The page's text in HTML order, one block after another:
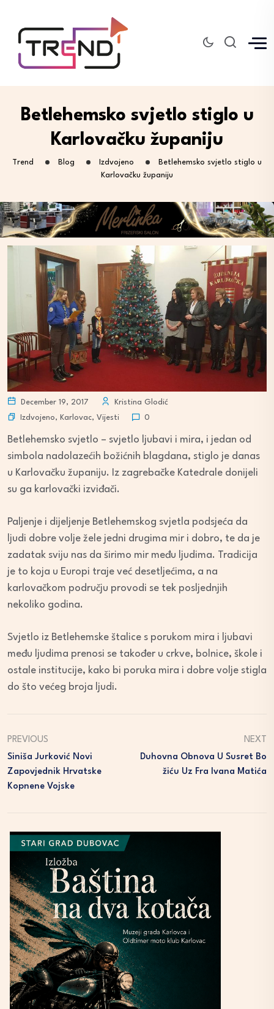
Betlehemsko svjetlo stiglo u
Karlovačku županiju
Trend Blog Izdvojeno
Betlehemsko svjetlo stiglo u
Karlovačku županiju
December 19, 2017
Kristina Glodić
Izdvojeno, Karlovac, Vijesti 0
Betlehemsko svjetlo – svjetlo ljubavi i mira, i jedan od
simbola nadolazećih božićnih blagdana, stiglo je danas
u Karlovačku županiju. Iz zagrebačke Katedrale donijeli
su ga karlovački izviđači.
Paljenje i dijeljenje Betlehemskog svjetla podsjeća da
ljudi dobre volje žele jedni drugima mir i dobro, te da je
zadatak sviju nas da širimo mir među ljudima. Tradicija
je to koja u Europi traje već desetljećima, a na
karlovačkom području provodi se tek posljednjih
nekoliko godina.
Svjetlo iz Betlehemske štalice s porukom mira i ljubavi
među ljudima prenosi se također u crkve, bolnice, škole i
ostale institucije, kako bi poruka mira i dobre volje stigla
do što većeg broja ljudi.
PREVIOUS
Siniša Jurković Novi
Zapovjednik Hrvatske
Kopnene Vojske
NEXT
Duhovna Obnova U Susret Bo
Žiću Uz Fra Ivana Matića